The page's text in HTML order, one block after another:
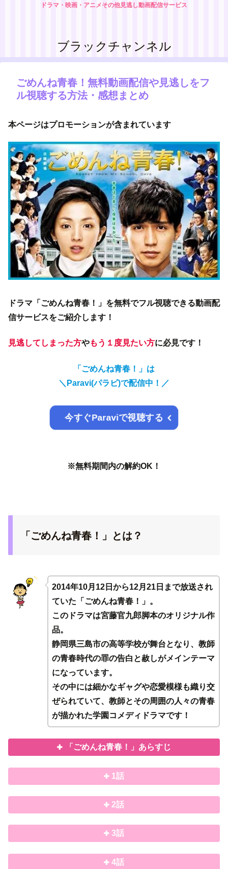
ドラマ・映画・アニメその他見逃し動画配信サービス
ブラックチャンネル
ごめんね青春！無料動画配信や見逃しをフ
ル視聴する方法・感想まとめ
本ページはプロモーションが含まれています
ドラマ「ごめんね青春！」を無料でフル視聴できる動画配
信サービスをご紹介します！
見逃してしまった方やもう１度見たい方に必見です！
「ごめんね青春！」は
＼Paravi(パラビ)で配信中！／
今すぐParaviで視聴する
※無料期間内の解約OK！
「ごめんね青春！」とは？
2014年10月12日から12月21日まで放送され
ていた「ごめんね青春！」。
このドラマは宮藤官九郎脚本のオリジナル作
品。
静岡県三島市の高等学校が舞台となり、教師
の青春時代の罪の告白と赦しがメインテーマ
になっています。
その中には細かなギャグや恋愛模様も織り交
ぜられていて、教師とその周囲の人々の青春
が描かれた学園コメディドラマです！
「ごめんね青春！」あらすじ
1話
2話
3話
4話